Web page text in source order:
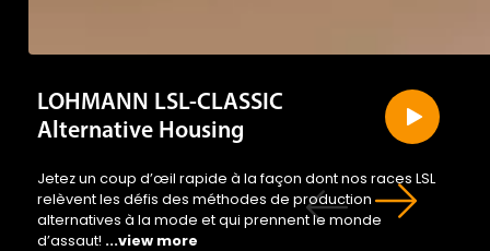
LOHMANN LSL-CLASSIC
Alternative Housing
Jetez un coup d’œil rapide à la façon dont nos races LSL
relèvent les défis des méthodes de production
alternatives à la mode et qui prennent le monde
d’assaut! ...view more